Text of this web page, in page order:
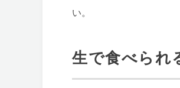
い。
生で食べられ